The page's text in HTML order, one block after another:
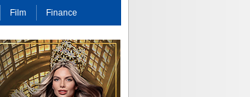
Film Finance
ODM 2016